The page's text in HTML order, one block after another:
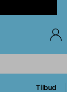
Tilbud